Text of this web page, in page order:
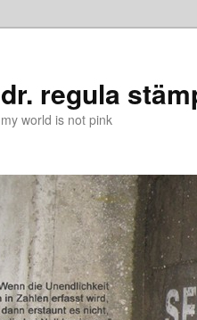
dr. regula
my world is not pink